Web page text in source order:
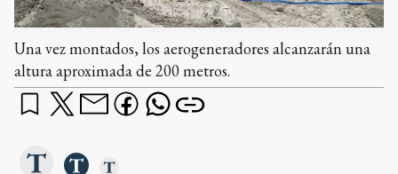
Una vez montados, los aerogeneradores alcanzarán una
altura aproximada de 200 metros.